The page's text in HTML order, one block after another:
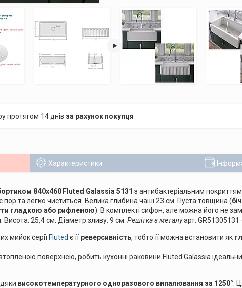
протягом 14 днів за рахунок покупця
Характеристики
840x460 Fluted Galassia 5131 з антибактеріальним
пор та легко чиститься. Велика глибина чаші 23 см. Пуста товщина (
гладкою або рифленою). В комплекті сифон, але можна його не
Висота: 25,4 см. Діаметр зливу: 9 см. Решітка з металуарт. GR51305131
мийок серії Fluted є її реверсивність, тобто її можна встановити як
поверхнею, робить кухонні раковини Fluted Galassia
високотемпературного одноразового випалювання за 1250° .